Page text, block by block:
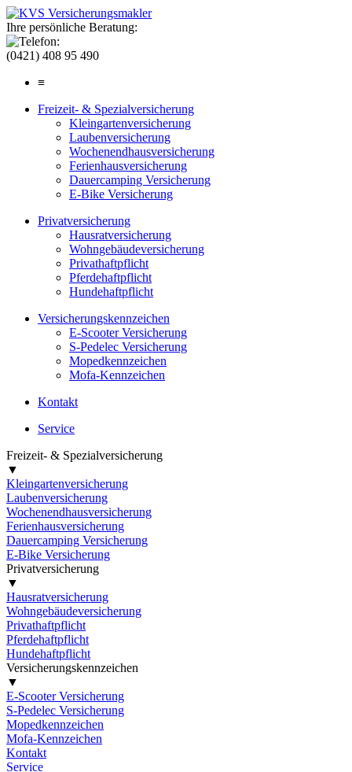
Ihre persönliche Beratung:
(0421) 408 95 490
≡
Freizeit- & Spezialversicherung
Kleingartenversicherung
Laubenversicherung
Wochenendhausversicherung
Ferienhausversicherung
Dauercamping Versicherung
E-Bike Versicherung
Privatversicherung
Hausratversicherung
Wohngebäudeversicherung
Privathaftpflicht
Pferdehaftpflicht
Hundehaftpflicht
Versicherungskennzeichen
E-Scooter Versicherung
S-Pedelec Versicherung
Mopedkennzeichen
Mofa-Kennzeichen
Kontakt
Service
Freizeit- & Spezialversicherung
▼
Kleingartenversicherung
Laubenversicherung
Wochenendhausversicherung
Ferienhausversicherung
Dauercamping Versicherung
E-Bike Versicherung
Privatversicherung
▼
Hausratversicherung
Wohngebäudeversicherung
Privathaftpflicht
Pferdehaftpflicht
Hundehaftpflicht
Versicherungskennzeichen
▼
E-Scooter Versicherung
S-Pedelec Versicherung
Mopedkennzeichen
Mofa-Kennzeichen
Kontakt
Service